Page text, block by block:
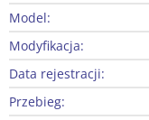
Model:
Modyfikacja:
Data rejestracji:
Przebieg: